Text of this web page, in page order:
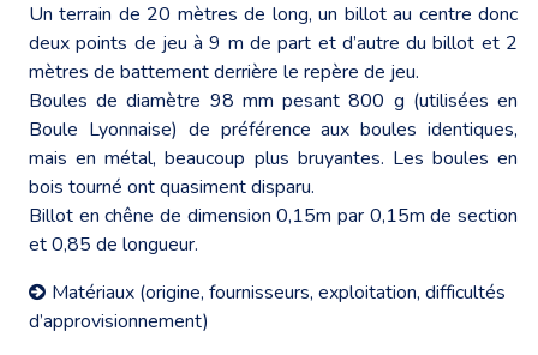
Un terrain de 20 mètres de long, un billot au centre donc
deux points de jeu à 9 m de part et d’autre du billot et 2
mètres de battement derrière le repère de jeu.
Boules de diamètre 98 mm pesant 800 g (utilisées en
Boule Lyonnaise) de préférence aux boules identiques,
mais en métal, beaucoup plus bruyantes. Les boules en
bois tourné ont quasiment disparu.
Billot en chêne de dimension 0,15m par 0,15m de section
et 0,85 de longueur.
Matériaux (origine, fournisseurs, exploitation, difficultés
d’approvisionnement)